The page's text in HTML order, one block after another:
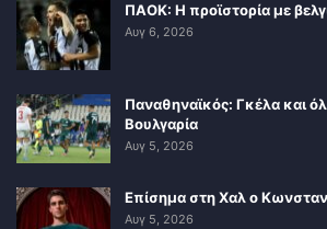
ΠΑΟΚ: Η προϊστορία με
Αυγ 6, 2026
Παναθηναϊκός: Γκέλα και
Βουλγαρία
Αυγ 5, 2026
Επίσημα στη Χαλ ο
Αυγ 5, 2026